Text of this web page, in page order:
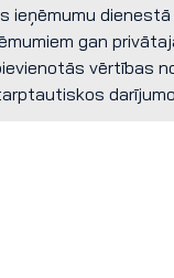
ieņēmumu
gan
vērtības